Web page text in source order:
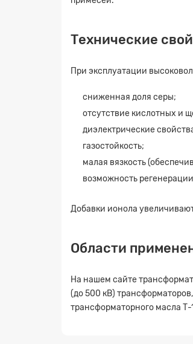
Технические
При эксплуатации
сниженная доля серы;
отсутствие кислотных и
диэлектрические
газостойкость;
малая вязкость
возможность
Добавки ионола
Области
На нашем сайте
(до 500 кВ)
трансформаторного масла Т-